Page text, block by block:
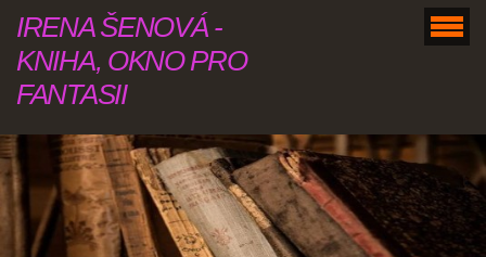
IRENA ŠENOVÁ -
KNIHA, OKNO PRO
FANTASII